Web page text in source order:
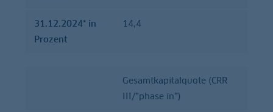
31.12.2024* in
Prozent
14,4
Gesamtkapitalquote (CRR
III/”phase in”)